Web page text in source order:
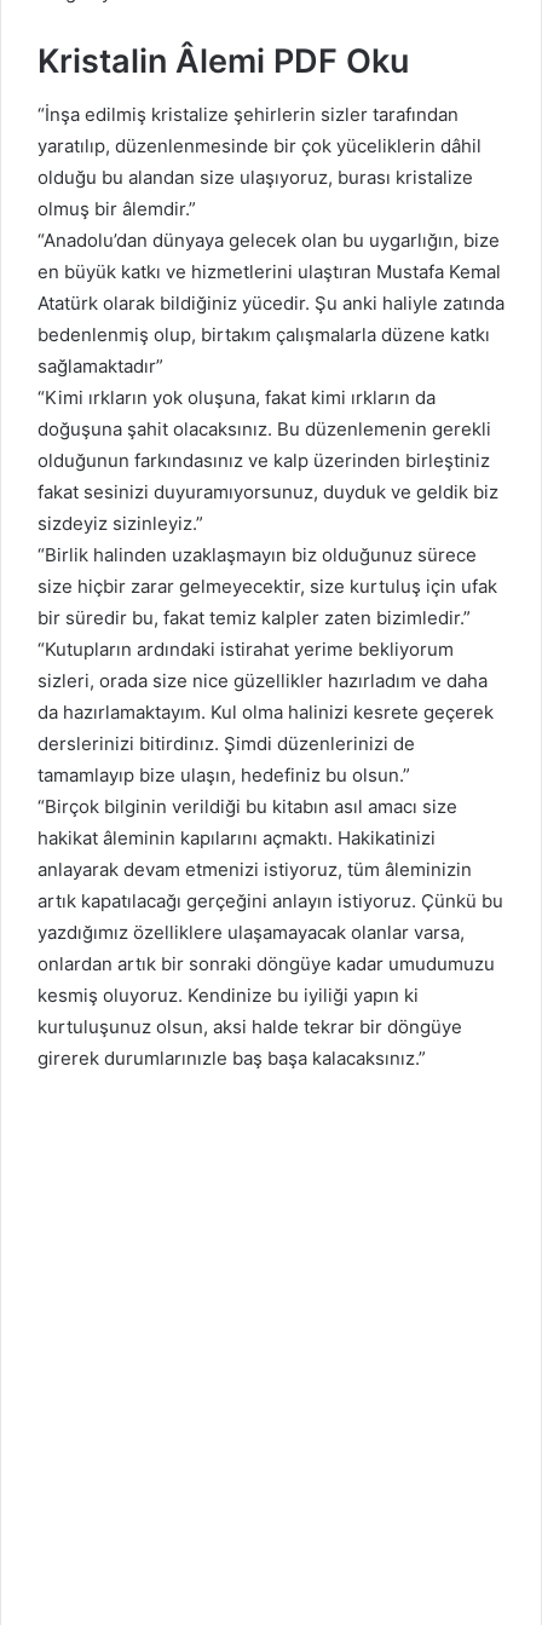
Kristalin Âlemi PDF Oku
“İnşa edilmiş kristalize şehirlerin sizler tarafından
yaratılıp, düzenlenmesinde bir çok yüceliklerin dâhil
olduğu bu alandan size ulaşıyoruz, burası kristalize
olmuş bir âlemdir.”
“Anadolu’dan dünyaya gelecek olan bu uygarlığın, bize
en büyük katkı ve hizmetlerini ulaştıran Mustafa Kemal
Atatürk olarak bildiğiniz yücedir. Şu anki haliyle zatında
bedenlenmiş olup, birtakım çalışmalarla düzene katkı
sağlamaktadır”
“Kimi ırkların yok oluşuna, fakat kimi ırkların da
doğuşuna şahit olacaksınız. Bu düzenlemenin gerekli
olduğunun farkındasınız ve kalp üzerinden birleştiniz
fakat sesinizi duyuramıyorsunuz, duyduk ve geldik biz
sizdeyiz sizinleyiz.”
“Birlik halinden uzaklaşmayın biz olduğunuz sürece
size hiçbir zarar gelmeyecektir, size kurtuluş için ufak
bir süredir bu, fakat temiz kalpler zaten bizimledir.”
“Kutupların ardındaki istirahat yerime bekliyorum
sizleri, orada size nice güzellikler hazırladım ve daha
da hazırlamaktayım. Kul olma halinizi kesrete geçerek
derslerinizi bitirdinız. Şimdi düzenlerinizi de
tamamlayıp bize ulaşın, hedefiniz bu olsun.”
“Birçok bilginin verildiği bu kitabın asıl amacı size
hakikat âleminin kapılarını açmaktı. Hakikatinizi
anlayarak devam etmenizi istiyoruz, tüm âleminizin
artık kapatılacağı gerçeğini anlayın istiyoruz. Çünkü bu
yazdığımız özelliklere ulaşamayacak olanlar varsa,
onlardan artık bir sonraki döngüye kadar umudumuzu
kesmiş oluyoruz. Kendinize bu iyiliği yapın ki
kurtuluşunuz olsun, aksi halde tekrar bir döngüye
girerek durumlarınızle baş başa kalacaksınız.”